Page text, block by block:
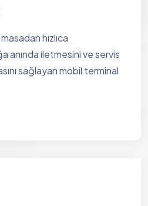
hızlıca
anında iletmesini ve servis
sağlayan mobil terminal